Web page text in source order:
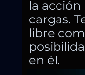
la
cargas.
libre
en él.